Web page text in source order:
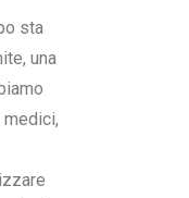
sta
una